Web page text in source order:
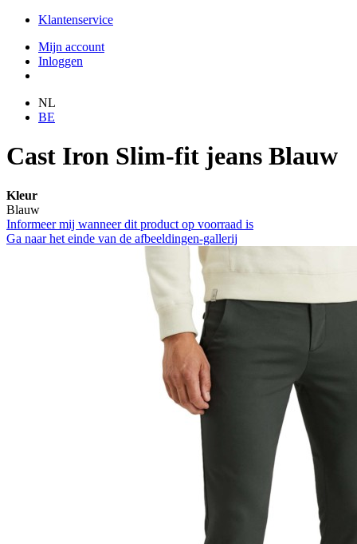
Klantenservice
Mijn account
Inloggen
NL
BE
Cast Iron Slim-fit jeans Blauw
Kleur
Blauw
Informeer mij wanneer dit product op voorraad is
Ga naar het einde van de afbeeldingen-gallerij